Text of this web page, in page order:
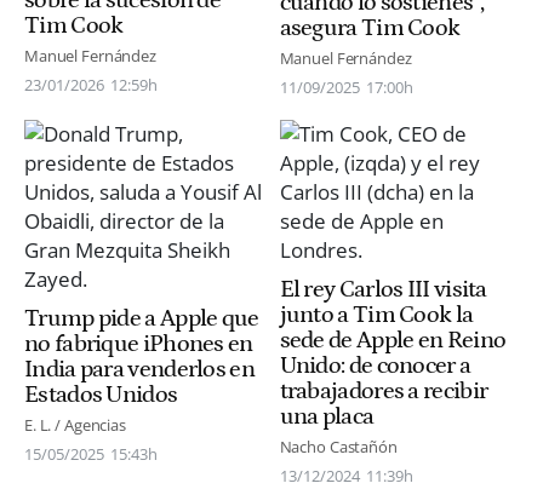
Tim Cook
Manuel Fernández
23/01/2026 12:59h
asegura Tim Cook
Manuel Fernández
11/09/2025 17:00h
Trump pide a Apple que
no fabrique iPhones en
India para venderlos en
Estados Unidos
E. L. / Agencias
15/05/2025 15:43h
El rey Carlos III visita
junto a Tim Cook la
sede de Apple en Reino
Unido: de conocer a
trabajadores a recibir
una placa
Nacho Castañón
13/12/2024 11:39h